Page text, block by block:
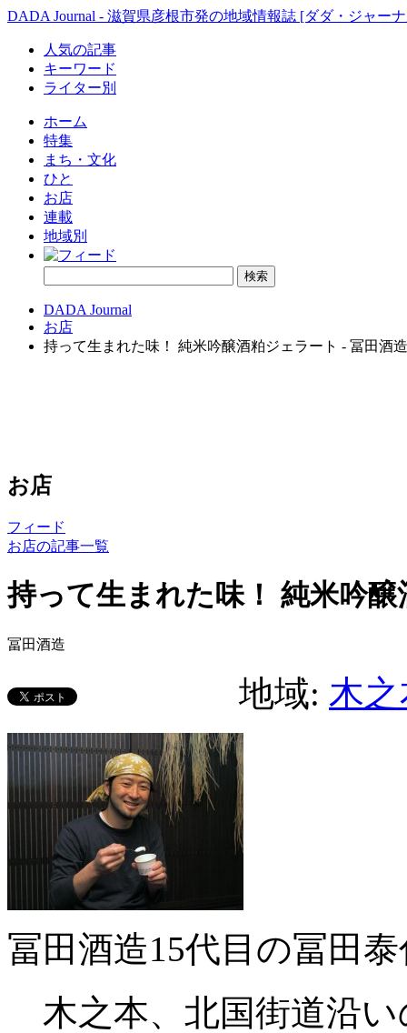
DADA Journal - 滋賀県彦根市発の地域情報誌 [ダダ・ジャー
人気の記事
キーワード
ライター別
ホーム
特集
まち・文化
ひと
お店
連載
地域別
DADA Journal
お店
持って生まれた味！ 純米吟醸酒粕ジェラート - 冨田酒造
お店
フィード
お店の記事一覧
持って生まれた味！ 純米吟
冨田酒造
地域: 木
冨田酒造15代目の冨田
木之本、北国街道沿い